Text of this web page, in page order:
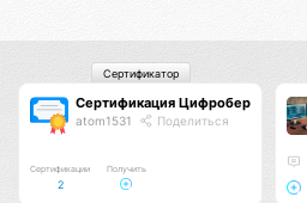
Сертификация Цифроберов
atom1531 Поделиться
Сертификации
2
Получить
Сертификатор